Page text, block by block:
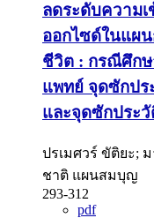
ลดระดับความ
ออกไซด์ในแผ
ชีวิต : กรณีศึกษ
แพทย์ จุดซักปร
และจุดซักประ
ปรเมศวร์ ขัติยะ;
ชาติ แผนสมบุญ
293-312
pdf